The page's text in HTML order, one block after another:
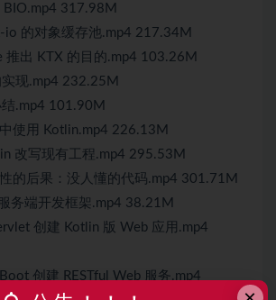
317.98M
的对象缓存池.mp4 217.34M
出 KTX 的目的.mp4 103.26M
现.mp4 232.25M
.mp4 101.90M
使用 Kotlin.mp4 226.13M
改写现有工程.mp4 295.53M
的后果：没人懂的代码.mp4 301.71M
务端开发框架.mp4 38.21M
创建 Kotlin 版 Web 应用.mp4
创建 RESTful Web 服务.mp4